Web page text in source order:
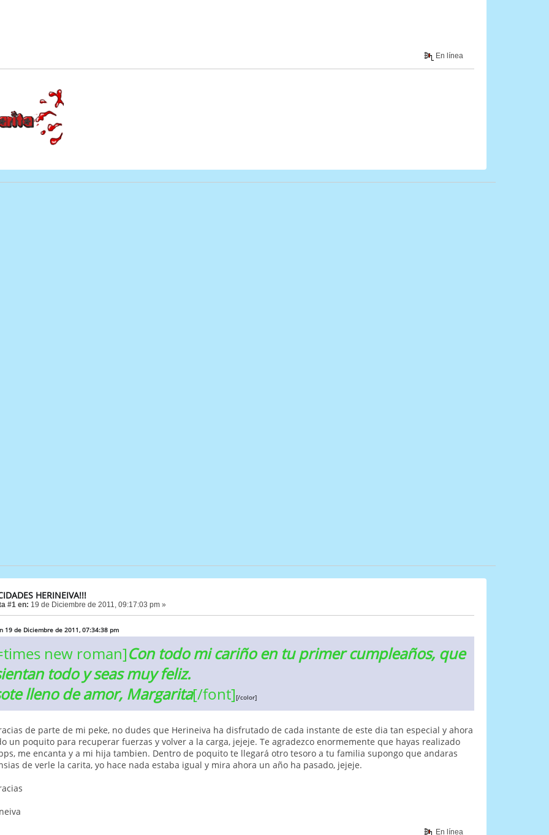
En línea
HERINEIVA!!!
#1 en: 19 de Diciembre de 2011, 09:17:03 pm »
19 de Diciembre de 2011, 07:34:38 pm
new roman]Con todo mi cariño en tu primer cumpleaños, que
todo y seas muy feliz.
lleno de amor, Margarita[/font][/color]
de parte de mi peke, no dudes que Herineiva ha disfrutado de cada instante de este dia tan especial y ahora
un poquito para recuperar fuerzas y volver a la carga, jejeje. Te agradezco enormemente que hayas realizado
me encanta y a mi hija tambien. Dentro de poquito te llegará otro tesoro a tu familia supongo que andaras
de verle la carita, yo hace nada estaba igual y mira ahora un año ha pasado, jejeje.
En línea